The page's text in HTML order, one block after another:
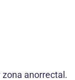
anorrectal.